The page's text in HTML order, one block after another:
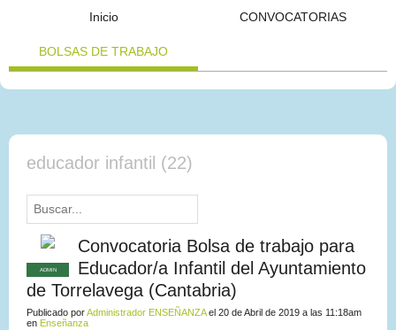
Inicio CONVOCATORIAS
BOLSAS DE TRABAJO
educador infantil (22)
ADMIN
Convocatoria Bolsa de trabajo para
Educador/a Infantil del Ayuntamiento
de Torrelavega (Cantabria)
Publicado porAdministrador ENSEÑANZAel 20 de Abril de 2019 a las 11:18am
en Enseñanza